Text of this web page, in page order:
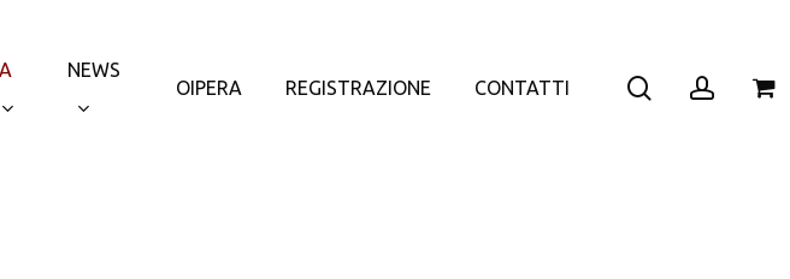
NEWS
OIPERA
REGISTRAZIONE CONTATTI search